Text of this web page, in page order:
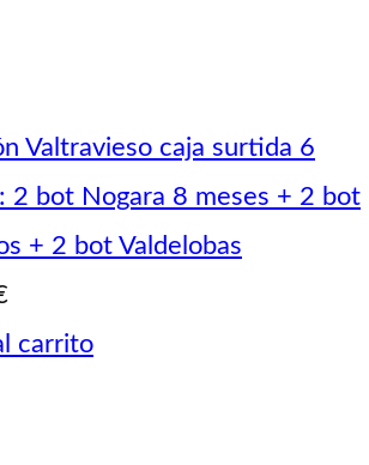
Valtravieso caja surtida 6
2 bot Nogara 8 meses + 2 bot
+ 2 bot Valdelobas
carrito